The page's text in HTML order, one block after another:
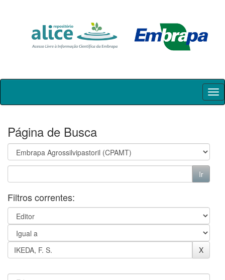
Skip
Página de Busca
Filtros correntes: